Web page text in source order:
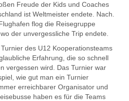
Freude der Kids und Coaches
ist Weltmeister endete. Nach.
flog die Reisegruppe
der unvergessliche Trip endete.
des U12 Kooperationsteams
Erfahrung, die so schnell
vergessen wird. Das Turnier war
wie gut man ein Turnier
erreichbarer Organisator und
haben es für die Teams